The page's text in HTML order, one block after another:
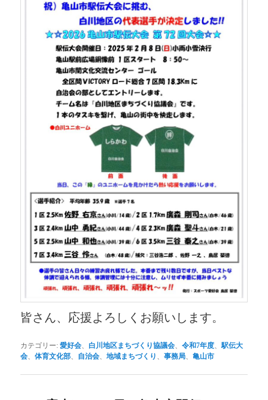
皆さん、応援よろしくお願いします。
カテゴリー: 愛好会 白川地区まちづくり協議会 、令和7年度 、駅伝大
会 、体育文化部 自治会 、地域まちづくり 、事務局 、亀山市